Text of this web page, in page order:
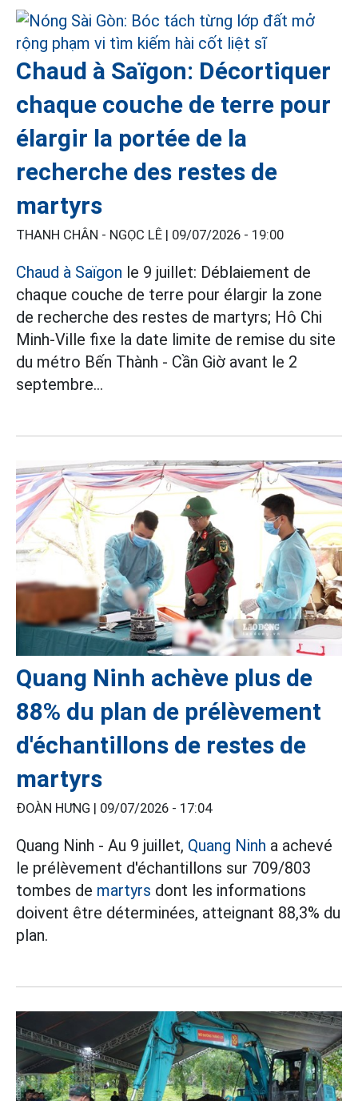
Chaud à Saïgon: Décortiquer
chaque couche de terre pour
élargir la portée de la
recherche des restes de
martyrs
THANH CHÂN - NGỌC LÊ | 09/07/2026 - 19:00
Chaud à Saïgon le 9 juillet: Déblaiement de
chaque couche de terre pour élargir la zone
de recherche des restes de martyrs; Hô Chi
Minh-Ville fixe la date limite de remise du site
du métro Bến Thành - Cần Giờ avant le 2
septembre...
Quang Ninh achève plus de
88% du plan de prélèvement
d'échantillons de restes de
martyrs
ĐOÀN HƯNG | 09/07/2026 - 17:04
Quang Ninh - Au 9 juillet, Quang Ninh a achevé
le prélèvement d'échantillons sur 709/803
tombes de martyrs dont les informations
doivent être déterminées, atteignant 88,3% du
plan.